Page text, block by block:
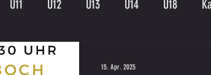
U11 U12 U13 U14 U18
II
15. Apr. 2025